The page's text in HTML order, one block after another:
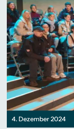
4. Dezember 2024